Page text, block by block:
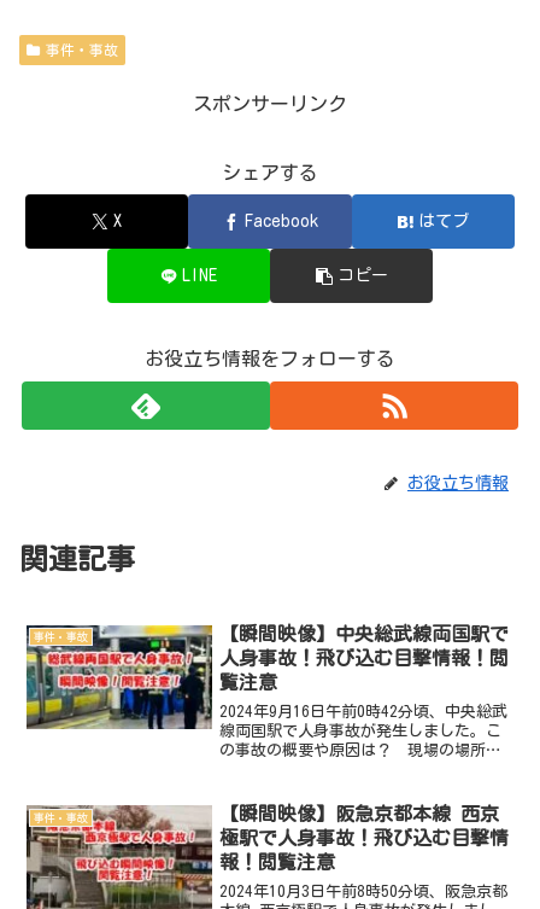
事件・事故
スポンサーリンク
シェアする
X Facebook はてブ
LINE コピー
お役立ち情報をフォローする
お役立ち情報
関連記事
事件・事故
【瞬間映像】中央総武線両国駅で
人身事故！飛び込む目撃情報！閲
覧注意
2024年9月16日午前0時42分頃、中央総武
線両国駅で人身事故が発生しました。こ
の事故の概要や原因は？ 現場の場所は
調査しました。2024年9月16日 中央総
武線両国駅...
事件・事故
【瞬間映像】阪急京都本線 西京
極駅で人身事故！飛び込む目撃情
報！閲覧注意
2024年10月3日午前8時50分頃、阪急京都